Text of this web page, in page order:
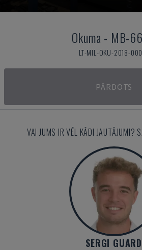
Okuma - MB-
LT-MIL-OKU-2018-
PĀRDOTS
VAI JUMS IR VĒL KĀDI JAUTĀJUMI?
SERGI